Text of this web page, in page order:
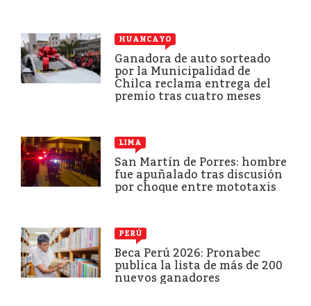
HUANCAYO
Ganadora de auto sorteado
por la Municipalidad de
Chilca reclama entrega del
premio tras cuatro meses
LIMA
San Martín de Porres: hombre
fue apuñalado tras discusión
por choque entre mototaxis
PERÚ
Beca Perú 2026: Pronabec
publica la lista de más de 200
nuevos ganadores